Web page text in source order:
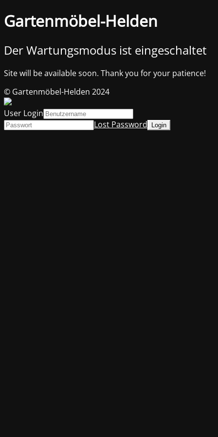
Gartenmöbel-Helden
Der Wartungsmodus ist eingeschaltet
Site will be available soon. Thank you for your patience!
© Gartenmöbel-Helden 2024
User Login
Lost Password